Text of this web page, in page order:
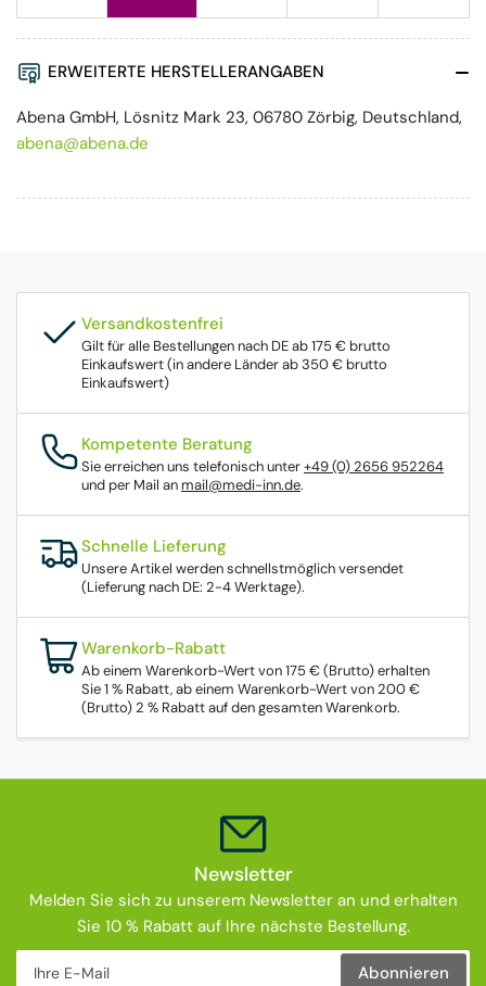
ERWEITERTE HERSTELLERANGABEN
Abena GmbH, Lösnitz Mark 23, 06780 Zörbig, Deutschland,
abena@abena.de
Versandkostenfrei
Gilt für alle Bestellungen nach DE ab 175 € brutto
Einkaufswert (in andere Länder ab 350 € brutto
Einkaufswert)
Kompetente Beratung
Sie erreichen uns telefonisch unter+49 (0) 2656 952264
und per Mail an mail@medi-inn.de.
Schnelle Lieferung
Unsere Artikel werden schnellstmöglich versendet
(Lieferung nach DE: 2-4 Werktage).
Warenkorb-Rabatt
Ab einem Warenkorb-Wert von 175 € (Brutto) erhalten
Sie 1 % Rabatt, ab einem Warenkorb-Wert von 200 €
(Brutto) 2 % Rabatt auf den gesamten Warenkorb.
Newsletter
Melden Sie sich zu unserem Newsletter an und erhalten
Sie 10 % Rabatt auf Ihre nächste Bestellung.
Abonnieren